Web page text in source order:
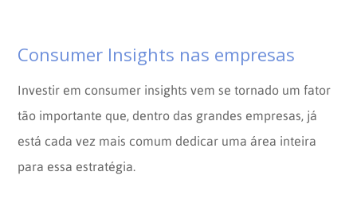
Consumer Insights nas empresas
Investir em consumer insights vem se tornado um fator
tão importante que, dentro das grandes empresas, já
está cada vez mais comum dedicar uma área inteira
para essa estratégia.